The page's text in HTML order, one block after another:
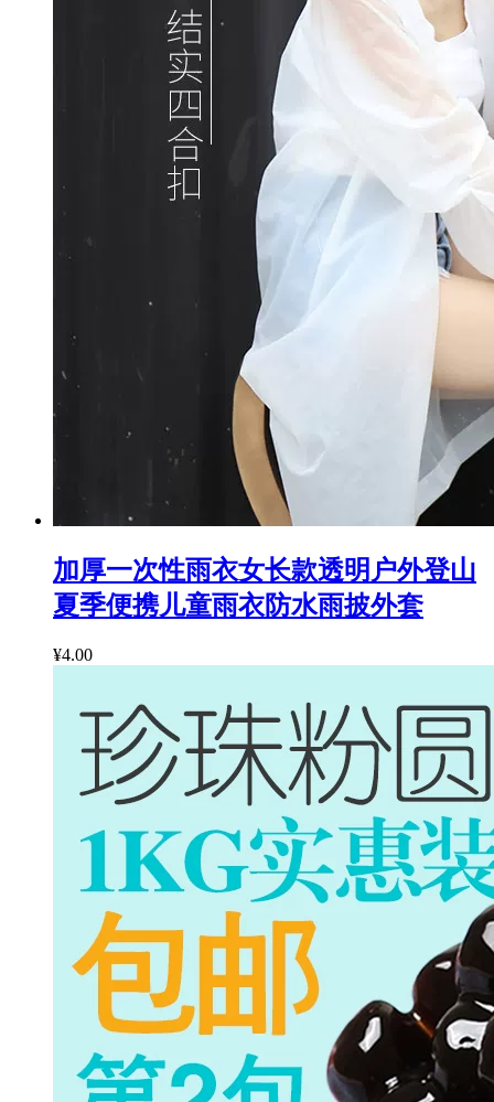
加厚一次性雨衣女长款透明户外登山
夏季便携儿童雨衣防水雨披外套
¥4.00